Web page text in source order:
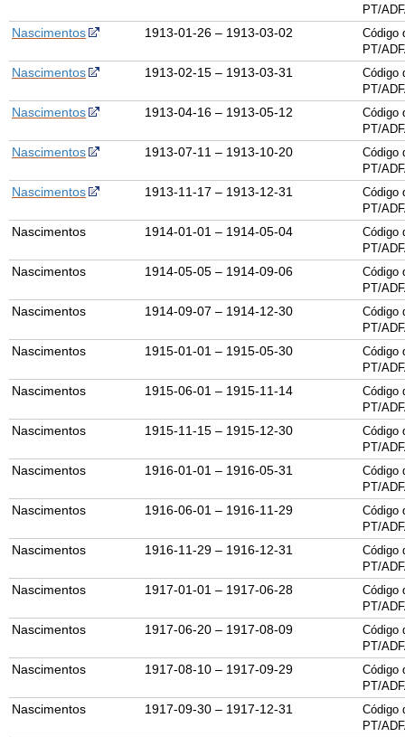
PT/
Nascimentos 1913-01-26 – 1913-03-02
Código
PT/
Nascimentos 1913-02-15 – 1913-03-31
Código
PT/
Nascimentos 1913-04-16 – 1913-05-12
Código
PT/
Nascimentos 1913-07-11 – 1913-10-20
Código
PT/
Nascimentos 1913-11-17 – 1913-12-31
Código
PT/
Nascimentos 1914-01-01 – 1914-05-04
Código
PT/
Nascimentos 1914-05-05 – 1914-09-06
Código
PT/
Nascimentos 1914-09-07 – 1914-12-30
Código
PT/
Nascimentos 1915-01-01 – 1915-05-30
Código
PT/
Nascimentos 1915-06-01 – 1915-11-14
Código
PT/
Nascimentos 1915-11-15 – 1915-12-30
Código
PT/
Nascimentos 1916-01-01 – 1916-05-31
Código
PT/
Nascimentos 1916-06-01 – 1916-11-29
Código
PT/
Nascimentos 1916-11-29 – 1916-12-31
Código
PT/
Nascimentos 1917-01-01 – 1917-06-28
Código
PT/
Nascimentos 1917-06-20 – 1917-08-09
Código
PT/
Nascimentos 1917-08-10 – 1917-09-29
Código
PT/
Nascimentos 1917-09-30 – 1917-12-31
Código
PT/